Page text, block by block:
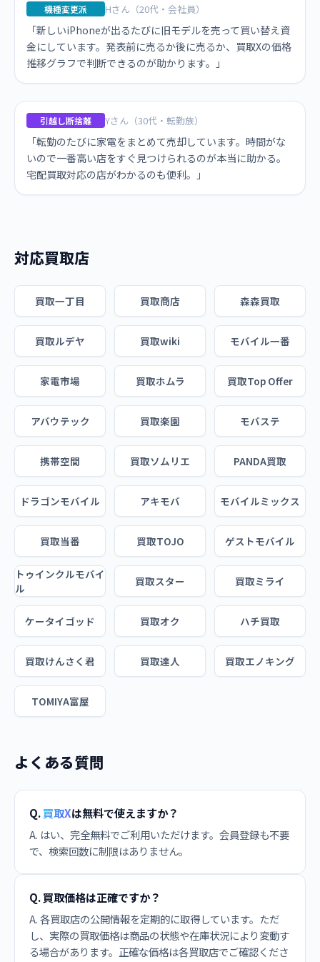
機種変更派 Hさん（20代・会社員）
「新しいiPhoneが出るたびに旧モデルを売って買い替え資
金にしています。発表前に売るか後に売るか、買取Xの価格
推移グラフで判断できるのが助かります。」
引越し断捨離 Yさん（30代・転勤族）
「転勤のたびに家電をまとめて売却しています。時間がな
いので一番高い店をすぐ見つけられるのが本当に助かる。
宅配買取対応の店がわかるのも便利。」
対応買取店
買取一丁目 買取商店 森森買取
買取ルデヤ 買取wiki モバイル一番
家電市場 買取ホムラ 買取Top Offer
アバウテック 買取楽園 モバステ
携帯空間 買取ソムリエ PANDA買取
ドラゴンモバイル アキモバ モバイルミックス
買取当番 買取TOJO ゲストモバイル
トゥインクルモバイ
ル
買取スター 買取ミライ
ケータイゴッド 買取オク ハチ買取
買取けんさく君 買取達人 買取エノキング
TOMIYA富屋
よくある質問
Q.買取Xは無料で使えますか？
A. はい、完全無料でご利用いただけます。会員登録も不要
で、検索回数に制限はありません。
Q. 買取価格は正確ですか？
A. 各買取店の公開情報を定期的に取得しています。ただ
し、実際の買取価格は商品の状態や在庫状況により変動す
る場合があります。正確な価格は各買取店でご確認くださ